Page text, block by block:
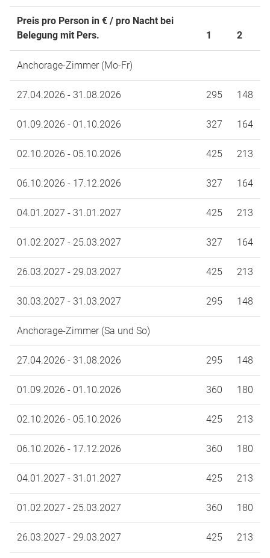
Preis pro Person in € / pro Nacht bei
Belegung mit Pers.
1 2
Anchorage-Zimmer (Mo-Fr)
27.04.2026 - 31.08.2026 295 148
01.09.2026 - 01.10.2026 327 164
02.10.2026 - 05.10.2026 425 213
06.10.2026 - 17.12.2026 327 164
04.01.2027 - 31.01.2027 425 213
01.02.2027 - 25.03.2027 327 164
26.03.2027 - 29.03.2027 425 213
30.03.2027 - 31.03.2027 295 148
Anchorage-Zimmer (Sa und So)
27.04.2026 - 31.08.2026 295 148
01.09.2026 - 01.10.2026 360 180
02.10.2026 - 05.10.2026 425 213
06.10.2026 - 17.12.2026 360 180
04.01.2027 - 31.01.2027 425 213
01.02.2027 - 25.03.2027 360 180
26.03.2027 - 29.03.2027 425 213